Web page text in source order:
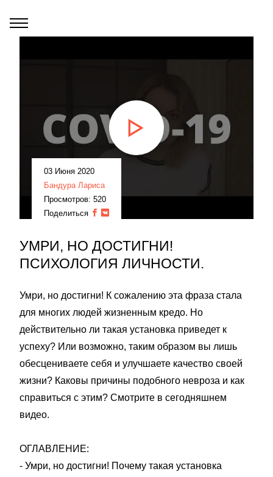
УМРИ, НО ДОСТИГНИ!
ПСИХОЛОГИЯ ЛИЧНОСТИ.
03 Июня 2020
Бандура Лариса
Просмотров: 520
Поделиться
Умри, но достигни! К сожалению эта фраза стала
для многих людей жизненным кредо. Но
действительно ли такая установка приведет к
успеху? Или возможно, таким образом вы лишь
обесцениваете себя и улучшаете качество своей
жизни? Каковы причины подобного невроза и как
справиться с этим? Смотрите в сегодняшнем
видео.
ОГЛАВЛЕНИЕ:
- Умри, но достигни! Почему такая установка